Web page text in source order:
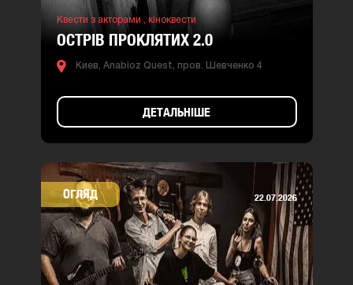
Квести з акторами , кіноквести
ОСТРІВ ПРОКЛЯТИХ 2.0
Киев, Anabioz Quest, пров. Шевченко 4
ДЕТАЛЬНІШЕ
ОГЛЯД 22.07.2026